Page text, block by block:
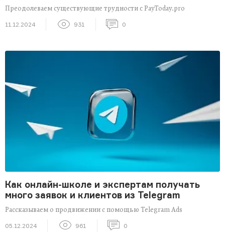
Преодолеваем существующие трудности с PayToday.pro
11.12.2024 931 0
Как онлайн-школе и экспертам получать
много заявок и клиентов из Telegram
Рассказываем о продвижении с помощью Telegram Ads
05.12.2024 961 0